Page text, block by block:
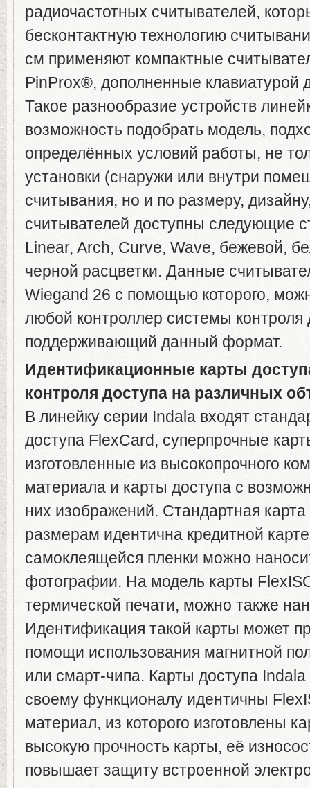
радиочастотных считывателей,
бесконтактную технологию
см применяют компактные
PinProx®, дополненные клавиатурой
Такое разнообразие устройств
возможность подобрать модель,
определённых условий работы, не
установки (снаружи или внутри
считывания, но и по размеру,
считывателей доступны следующие
Linear, Arch, Curve, Wave, бежевой,
черной расцветки. Данные
Wiegand 26 с помощью которого,
любой контроллер системы контроля
поддерживающий данный формат.
Идентификационные карты
контроля доступа на различных
В линейку серии Indala входят
доступа FlexCard, суперпрочные
изготовленные из высокопрочного
материала и карты доступа с
них изображений. Стандартная карта
размерам идентична кредитной
самоклеящейся пленки можно
фотографии. На модель карты
термической печати, можно также
Идентификация такой карты может
помощи использования магнитной
или смарт-чипа. Карты доступа
своему функционалу идентичны
материал, из которого изготовлены
высокую прочность карты, её
повышает защиту встроенной